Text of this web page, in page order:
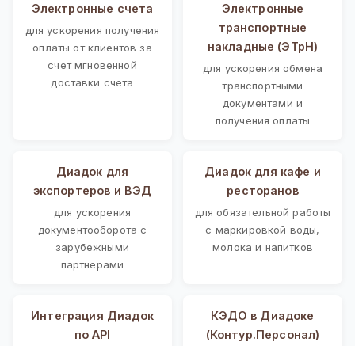
Электронные счета
для ускорения получения
оплаты от клиентов за
счет мгновенной
доставки счета
Электронные
транспортные
накладные (ЭТрН)
для ускорения обмена
транспортными
документами и
получения оплаты
Диадок для
экспортеров и ВЭД
для ускорения
документооборота с
зарубежными
партнерами
Диадок для кафе и
ресторанов
для обязательной работы
с маркировкой воды,
молока и напитков
Интеграция Диадок
по API
КЭДО в Диадоке
(Контур.Персонал)